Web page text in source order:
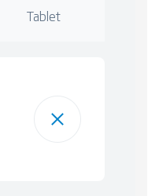
Tablet